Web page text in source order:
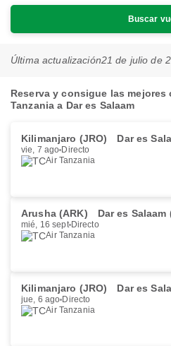
Buscar
Última actualización21 de julio de
Reserva y consigue las
Tanzania a Dar es Salaam
Kilimanjaro (JRO) Dar es
vie, 7 ago Directo
Air Tanzania
Arusha (ARK) Dar es Salaam
mié, 16 sept Directo
Air Tanzania
Kilimanjaro (JRO) Dar es
jue, 6 ago Directo
Air Tanzania